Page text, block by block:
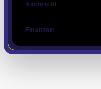
Nachricht
Finanzen